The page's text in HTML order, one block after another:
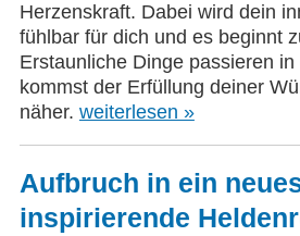
Herzenskraft. Dabei wird dein
fühlbar für dich und es beginnt
Erstaunliche Dinge passieren
kommst der Erfüllung deiner
näher. weiterlesen »
Aufbruch in ein
inspirierende